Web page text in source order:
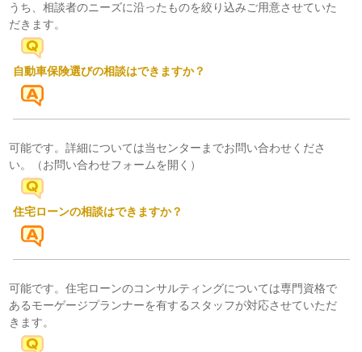
うち、相談者のニーズに沿ったものを絞り込みご用意させていた
だきます。
自動車保険選びの相談はできますか？
可能です。詳細については当センターまでお問い合わせくださ
い。
（お問い合わせフォームを開く）
住宅ローンの相談はできますか？
可能です。住宅ローンのコンサルティングについては専門資格で
あるモーゲージプランナーを有するスタッフが対応させていただ
きます。